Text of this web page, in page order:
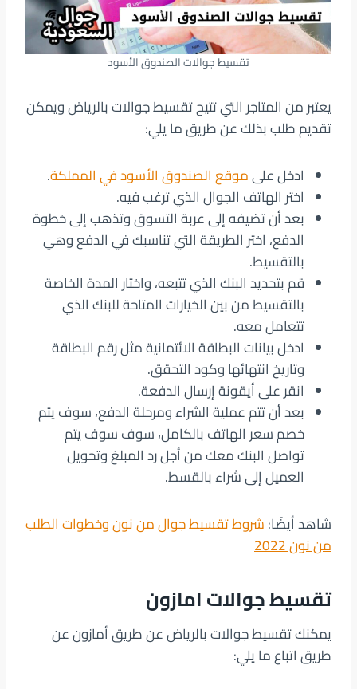
تقسيط جوالات الصندوق الأسود
يعتبر من المتاجر التي تتيح تقسيط جوالات بالرياض ويمكن
تقديم طلب بذلك عن طريق ما يلي:
ادخل علىموقع الصندوق الأسود في المملكة.
اختر الهاتف الجوال الذي ترغب فيه.
بعد أن تضيفه إلى عربة التسوق وتذهب إلى خطوة
الدفع، اختر الطريقة التي تناسبك في الدفع وهي
بالتقسيط.
قم بتحديد البنك الذي تتبعه، واختار المدة الخاصة
بالتقسيط من بين الخيارات المتاحة للبنك الذي
تتعامل معه.
ادخل بيانات البطاقة الائتمانية مثل رقم البطاقة
وتاريخ انتهائها وكود التحقق.
انقر على أيقونة إرسال الدفعة.
بعد أن تتم عملية الشراء ومرحلة الدفع، سوف يتم
خصم سعر الهاتف بالكامل، سوف سوف يتم
تواصل البنك معك من أجل رد المبلغ وتحويل
العميل إلى شراء بالقسط.
شاهد أيضًا:شروط تقسيط جوال من نون وخطوات الطلب
من نون 2022
تقسيط جوالات امازون
يمكنك تقسيط جوالات بالرياض عن طريق أمازون عن
طريق اتباع ما يلي: